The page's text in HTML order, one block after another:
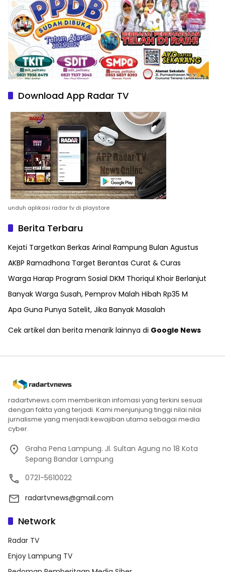
Download App Radar TV
unduh aplikasi radar tv di playstore
Berita Terbaru
Kejati Targetkan Berkas Arinal Rampung Bulan Agustus
AKBP Ramadhona Target Berantas Curat & Curas
Warga Harap Program Sosial DKM Thoriqul Khoir Berlanjut
Banyak Warga Susah, Pemprov Malah Hibah Rp35 M
Apa Guna Punya Satelit, Jika Banyak Masalah
Cek artikel dan berita menarik lainnya di Google News
radartvnews.com memberikan infomasi yang terkini sesuai
dengan fakta yang terjadi. Kami menjunjung tinggi nilai nilai
jurnalisme yang menjadi kewajiban utama sebagai media
cyber.
Graha Pena Lampung. Jl. Sultan Agung no 18 Kota
Sepang Bandar Lampung
0721-5610022
radartvnews@gmail.com
Network
Radar TV
Enjoy Lampung TV